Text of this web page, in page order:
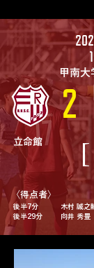
甲南大
2
立命館 [
​〈得点者〉
後半7分
後半29分
木村 誠之
向井 秀豊